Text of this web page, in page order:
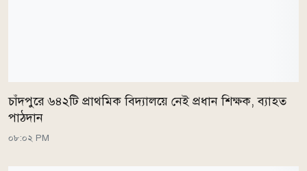
চাঁদপুরে ৬৪২টি প্রাথমিক বিদ্যালয়ে নেই প্রধান শিক্ষক, ব্যাহত
পাঠদান
০৮:০২ PM